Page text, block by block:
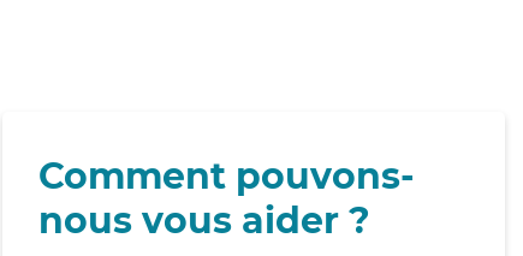
Comment pouvons-
nous vous aider ?